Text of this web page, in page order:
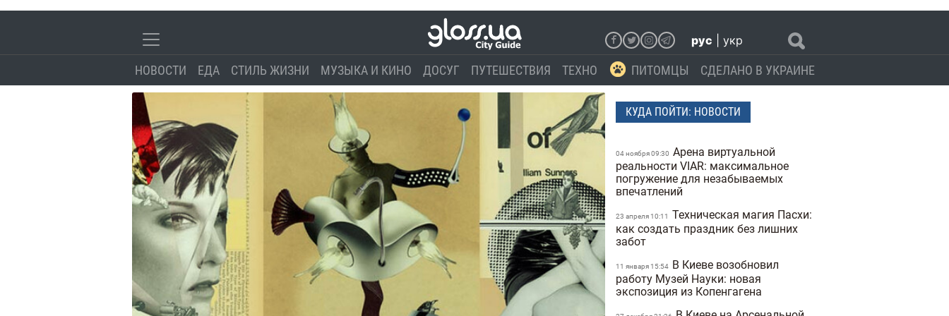
рус укр
НОВОСТИ ЕДА СТИЛЬ ЖИЗНИ МУЗЫКА И КИНО ДОСУГ ПУТЕШЕСТВИЯ ТЕХНО ПИТОМЦЫ СДЕЛАНО В УКРАИНЕ
КУДА ПОЙТИ: НОВОСТИ
04 ноября 09:30 Арена виртуальной
реальности VIAR: максимальное
погружение для незабываемых
впечатлений
23 апреля 10:11
Техническая магия Пасхи:
как создать праздник без лишних
забот
11 января 15:54 В Киеве возобновил
работу Музей Науки: новая
экспозиция из Копенгагена